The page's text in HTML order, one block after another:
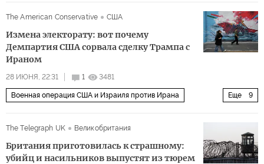
The American Conservative
США
Измена электорату: вот почему
Демпартия США сорвала сделку Трампа с
Ираном
28 ИЮНЯ, 22:31 1 3481
Еще 9
Военная операция США и Израиля против Ирана
Демократическая партия ЦАХАЛ Линдси Грэм
The Telegraph UK Великобритания
Британия приготовилась к страшному:
убийц и насильников выпустят из тюрем